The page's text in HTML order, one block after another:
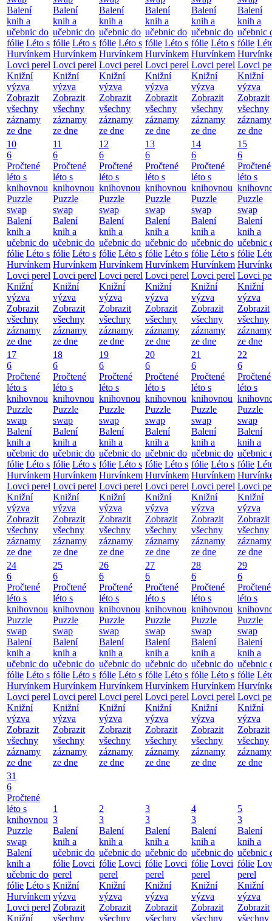
Balení
knih a
učebnic do
fólie Léto s
Hurvínkem
Lovci perel
Knižní
výzva
Zobrazit
všechny
záznamy
ze dne
Balení
knih a
učebnic do
fólie Léto s
Hurvínkem
Lovci perel
Knižní
výzva
Zobrazit
všechny
záznamy
ze dne
Balení
knih a
učebnic do
fólie Léto s
Hurvínkem
Lovci perel
Knižní
výzva
Zobrazit
všechny
záznamy
ze dne
Balení
knih a
učebnic do
fólie Léto s
Hurvínkem
Lovci perel
Knižní
výzva
Zobrazit
všechny
záznamy
ze dne
Balení
knih a
učebnic do
fólie Léto s
Hurvínkem
Lovci perel
Knižní
výzva
Zobrazit
všechny
záznamy
ze dne
Balení
knih a
učebnic
fólie
Lovci
Knižní
výzva
Zobrazit
všechny
záznamy
ze dne
10
6
Pročtené
léto s
knihovnou
Puzzle
swap
Balení
knih a
učebnic do
fólie Léto s
Hurvínkem
Lovci perel
Knižní
výzva
Zobrazit
všechny
záznamy
ze dne
11
6
Pročtené
léto s
knihovnou
Puzzle
swap
Balení
knih a
učebnic do
fólie Léto s
Hurvínkem
Lovci perel
Knižní
výzva
Zobrazit
všechny
záznamy
ze dne
12
6
Pročtené
léto s
knihovnou
Puzzle
swap
Balení
knih a
učebnic do
fólie Léto s
Hurvínkem
Lovci perel
Knižní
výzva
Zobrazit
všechny
záznamy
ze dne
13
6
Pročtené
léto s
knihovnou
Puzzle
swap
Balení
knih a
učebnic do
fólie Léto s
Hurvínkem
Lovci perel
Knižní
výzva
Zobrazit
všechny
záznamy
ze dne
14
6
Pročtené
léto s
knihovnou
Puzzle
swap
Balení
knih a
učebnic do
fólie Léto s
Hurvínkem
Lovci perel
Knižní
výzva
Zobrazit
všechny
záznamy
ze dne
15
6
Pročtené
léto s
Puzzle
swap
Balení
knih a
učebnic
fólie
Lovci
Knižní
výzva
Zobrazit
všechny
záznamy
ze dne
17
6
Pročtené
léto s
knihovnou
Puzzle
swap
Balení
knih a
učebnic do
fólie Léto s
Hurvínkem
Lovci perel
Knižní
výzva
Zobrazit
všechny
záznamy
ze dne
18
6
Pročtené
léto s
knihovnou
Puzzle
swap
Balení
knih a
učebnic do
fólie Léto s
Hurvínkem
Lovci perel
Knižní
výzva
Zobrazit
všechny
záznamy
ze dne
19
6
Pročtené
léto s
knihovnou
Puzzle
swap
Balení
knih a
učebnic do
fólie Léto s
Hurvínkem
Lovci perel
Knižní
výzva
Zobrazit
všechny
záznamy
ze dne
20
6
Pročtené
léto s
knihovnou
Puzzle
swap
Balení
knih a
učebnic do
fólie Léto s
Hurvínkem
Lovci perel
Knižní
výzva
Zobrazit
všechny
záznamy
ze dne
21
6
Pročtené
léto s
knihovnou
Puzzle
swap
Balení
knih a
učebnic do
fólie Léto s
Hurvínkem
Lovci perel
Knižní
výzva
Zobrazit
všechny
záznamy
ze dne
22
6
Pročtené
léto s
Puzzle
swap
Balení
knih a
učebnic
fólie
Lovci
Knižní
výzva
Zobrazit
všechny
záznamy
ze dne
24
6
Pročtené
léto s
knihovnou
Puzzle
swap
Balení
knih a
učebnic do
fólie Léto s
Hurvínkem
Lovci perel
Knižní
výzva
Zobrazit
všechny
záznamy
ze dne
25
6
Pročtené
léto s
knihovnou
Puzzle
swap
Balení
knih a
učebnic do
fólie Léto s
Hurvínkem
Lovci perel
Knižní
výzva
Zobrazit
všechny
záznamy
ze dne
26
6
Pročtené
léto s
knihovnou
Puzzle
swap
Balení
knih a
učebnic do
fólie Léto s
Hurvínkem
Lovci perel
Knižní
výzva
Zobrazit
všechny
záznamy
ze dne
27
6
Pročtené
léto s
knihovnou
Puzzle
swap
Balení
knih a
učebnic do
fólie Léto s
Hurvínkem
Lovci perel
Knižní
výzva
Zobrazit
všechny
záznamy
ze dne
28
6
Pročtené
léto s
knihovnou
Puzzle
swap
Balení
knih a
učebnic do
fólie Léto s
Hurvínkem
Lovci perel
Knižní
výzva
Zobrazit
všechny
záznamy
ze dne
29
6
Pročtené
léto s
Puzzle
swap
Balení
knih a
učebnic
fólie
Lovci
Knižní
výzva
Zobrazit
všechny
záznamy
ze dne
31
6
Pročtené
léto s
knihovnou
Puzzle
swap
Balení
knih a
učebnic do
fólie Léto s
Hurvínkem
Lovci perel
Knižní
1
3
Balení
knih a
učebnic do
fólie Lovci
perel
Knižní
výzva
Zobrazit
všechny
2
3
Balení
knih a
učebnic do
fólie Lovci
perel
Knižní
výzva
Zobrazit
všechny
3
3
Balení
knih a
učebnic do
fólie Lovci
perel
Knižní
výzva
Zobrazit
všechny
4
3
Balení
knih a
učebnic do
fólie Lovci
perel
Knižní
výzva
Zobrazit
všechny
5
3
Balení
knih a
učebnic
fólie
perel
Knižní
výzva
Zobrazit
všechny